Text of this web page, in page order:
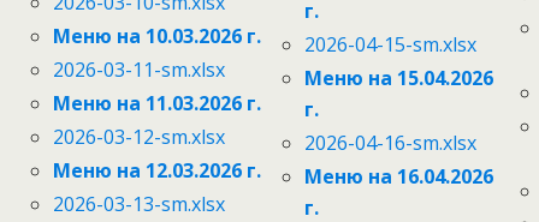
Меню на 10.03.2026 г.
2026-03-11-sm.xlsx
Меню на 11.03.2026 г.
2026-03-12-sm.xlsx
Меню на 12.03.2026 г.
2026-03-13-sm.xlsx
г.
2026-04-15-sm.xlsx
Меню на 15.04.2026
г.
2026-04-16-sm.xlsx
Меню на 16.04.2026
г.